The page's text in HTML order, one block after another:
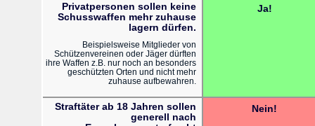
Privatpersonen sollen keine
Schusswaffen mehr zuhause
lagern dürfen.
Beispielsweise Mitglieder von
Schützenvereinen oder Jäger dürften
ihre Waffen z.B. nur noch an besonders
geschützten Orten und nicht mehr
zuhause aufbewahren.
Ja!
Straftäter ab 18 Jahren sollen
generell nach
Nein!